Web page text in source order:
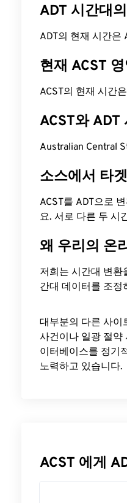
ADT 시간대
ADT의 현재 시간
현재 ACST
ACST의 현재 시간
ACST와 ADT
Australian Central
소스에서 타
ACST를 ADT으로
요. 서로 다른 두 시
왜 우리의 온
저희는 시간대 변환
간대 데이터를 조정
대부분의 다른 사이
사건이나 일광 절약
이터베이스를 정기
노력하고 있습니다.
ACST 에게